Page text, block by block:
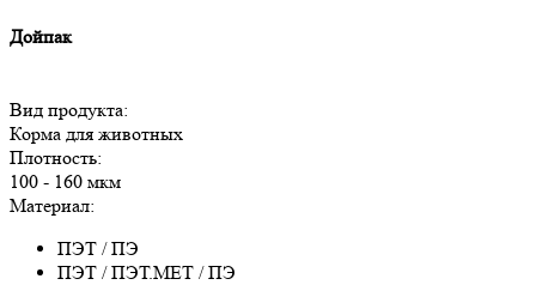
Дойпак
Вид продукта:
Корма для животных
Плотность:
100 - 160 мкм
Материал:
ПЭТ / ПЭ
ПЭТ / ПЭТ.МЕТ / ПЭ